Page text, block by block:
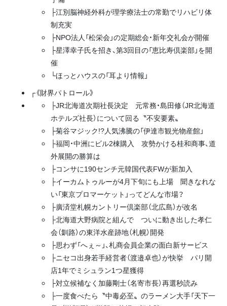
├江別脳神経外科が理学療法士の常勤でリハビリ体
制充実
├NPO法人「松栄会」の定期総会・新年交礼会が開催
├星澤幸子氏を招き、第3回目の「恵比寿倶楽部」を開
催
└ほっとハウスの「耳より情報」
┌《財界パトロール》
├JR北海道次期社長決定 元常務・島田修（JR北海道
ホテルズ社長）について回る〝不安要素〟
├菊谷マジック!?人気沸騰の「伊達市観光物産館」
├福岡・中洲にビル2棟購入 攻勢かける桂和商事、道
外展開の勝算は
├コンサに190センチ元韓国代表FWが新加入
├イーカムトゥルーが4月下旬にも上場 聞きなれな
い「東京プロマーケット」ってどんな市場？
├廣済堂札幌カントリー倶楽部（北広島）が改名
├北海道大野病院と組んで ついに動き出した孝仁
会（釧路）の東洋水産跡地（札幌）開発
├思わず「へぇ～」、札商会員企業の面白新サービス
├ニセコ出身若手経営者（渡邉卓也）が快挙 パリ開
店1年でミシュラン1つ星獲得
├対立候補なく加藤剛士（名寄市長）再選秒読み
├一度食べたら〝中毒必至〟のラーメン大手「天下一